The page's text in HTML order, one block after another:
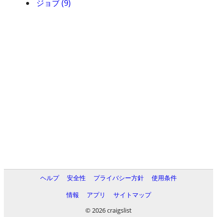
ジョブ (9)
ヘルプ 安全性 プライバシー方針
使用条件
情報
アプリ
サイトマップ
© 2026 craigslist